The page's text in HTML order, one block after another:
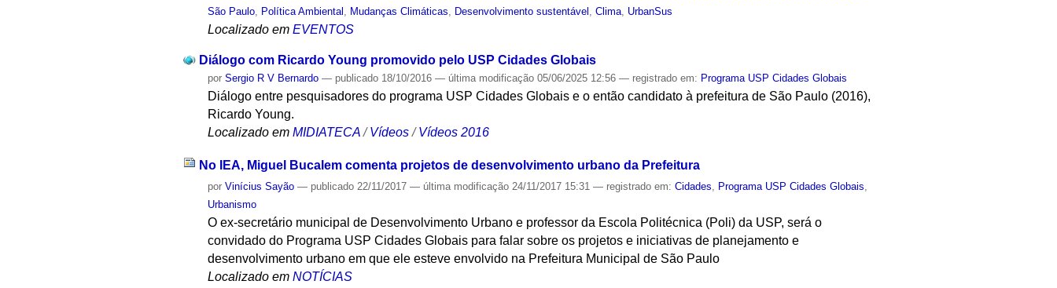
São Paulo
Política Ambiental Mudanças Climáticas Desenvolvimento sustentável ,Clima UrbanSus
Localizado em EVENTOS
Diálogo com Ricardo Young promovido pelo USP Cidades Globais
porSergio R V Bernardo — publicado 18/10/2016— última modificação 05/06/2025 12:56— registrado em: Programa USP Cidades Globais
Diálogo entre pesquisadores do programa USP Cidades Globais e o então candidato à prefeitura de São Paulo (2016),
Ricardo Young.
Localizado em MIDIATECA /Vídeos /Vídeos 2016
No IEA, Miguel Bucalem comenta projetos de desenvolvimento urbano da Prefeitura
porVinícius Sayão — publicado 22/11/2017— última modificação 24/11/2017 15:31— registrado em:Cidades, Programa USP Cidades Globais,
Urbanismo
O ex-secretário municipal de Desenvolvimento Urbano e professor da Escola Politécnica (Poli) da USP, será o
convidado do Programa USP Cidades Globais para falar sobre os projetos e iniciativas de planejamento e
desenvolvimento urbano em que ele esteve envolvido na Prefeitura Municipal de São Paulo
Localizado em NOTÍCIAS